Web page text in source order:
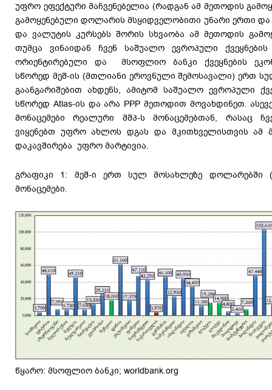
უფრო ეფექტური მაჩვენებელია (რადგან ამ მეთოდის
გამოყენებული დოლარის მსყიდველობითი უნარი ერთი და
და ვალუტის კურსებს შორის სხვაობა ამ მეთოდის
თუმცა ვინაიდან ჩვენ საშუალო ევროპული
ორიენტირებული და მსოფლიო ბანკი ქვეყნების
სწორედ მეშ-ის (მთლიანი ეროვნული შემოსავალი) ერთ
გაანგარიშებით ახდენს, ამიტომ საშუალო ევროპული
სწორედ Atlas-ის და არა PPP მეთოდით მოვახდინეთ.
მონაცემები რეალური მშპ-ს მონაცემებთან, რასაც
ვიყენებთ უფრო ახლოს დგას და მკითხველისთვის ამ
დაკავშირება უფრო მარტივია.
გრაფიკი 1: მეშ-ი ერთ სულ მოსახლეზე დოლარებში
მონაცემები.
წყარო: მსოფლიო ბანკი; worldbank.org